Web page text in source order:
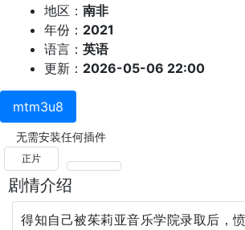
地区： 南非
年份： 2021
语言： 英语
更新： 2026-05-06 22:00
mtm3u8
无需安装任何插件
正片
剧情介绍
得知自己被茱莉亚音乐学院录取后，